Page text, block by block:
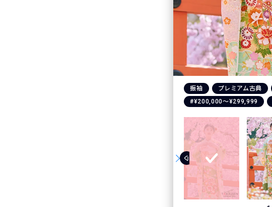
振袖 プレミアム古典
#¥200,000〜¥299,999